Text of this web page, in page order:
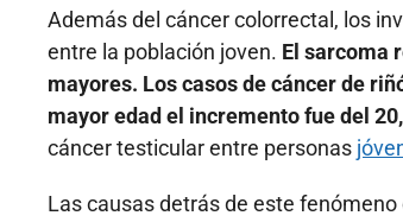
Además del cáncer colorrectal, los
entre la población joven. El sarcoma
mayores. Los casos de cáncer de
mayor edad el incremento fue del
cáncer testicular entre personas
Las causas detrás de este